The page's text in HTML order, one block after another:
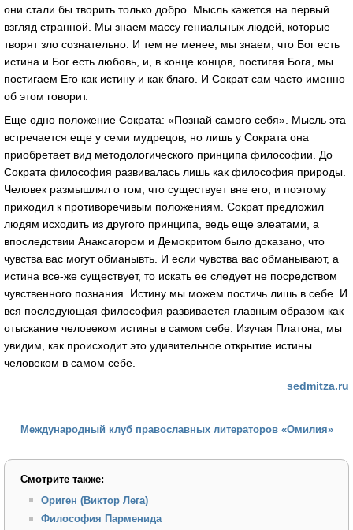
они стали бы творить только добро. Мысль кажется на первый
взгляд странной. Мы знаем массу гениальных людей, которые
творят зло сознательно. И тем не менее, мы знаем, что Бог есть
истина и Бог есть любовь, и, в конце концов, постигая Бога, мы
постигаем Его как истину и как благо. И Сократ сам часто именно
об этом говорит.
Еще одно положение Сократа: «Познай самого себя». Мысль эта
встречается еще у семи мудрецов, но лишь у Сократа она
приобретает вид методологического принципа философии. До
Сократа философия развивалась лишь как философия природы.
Человек размышлял о том, что существует вне его, и поэтому
приходил к противоречивым положениям. Сократ предложил
людям исходить из другого принципа, ведь еще элеатами, а
впоследствии Анаксагором и Демокритом было доказано, что
чувства вас могут обманывть. И если чувства вас обманывают, а
истина все-же существует, то искать ее следует не посредством
чувственного познания. Истину мы можем постичь лишь в себе. И
вся последующая философия развивается главным образом как
отыскание человеком истины в самом себе. Изучая Платона, мы
увидим, как происходит это удивительное открытие истины
человеком в самом себе.
sedmitza.ru
Международный клуб православных литераторов «Омилия»
Смотрите также:
Ориген (Виктор Лега)
Философия Парменида